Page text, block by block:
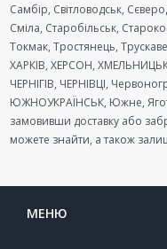
Самбір, Світловодськ,
Сміла, Старобільськ,
Токмак, Тростянець,
ХАРКІВ, ХЕРСОН,
ЧЕРНІГІВ, ЧЕРНІВЦІ,
ЮЖНОУКРАЇНСЬК, Южне,
замовивши доставку або
можете знайти, а також
МЕНЮ